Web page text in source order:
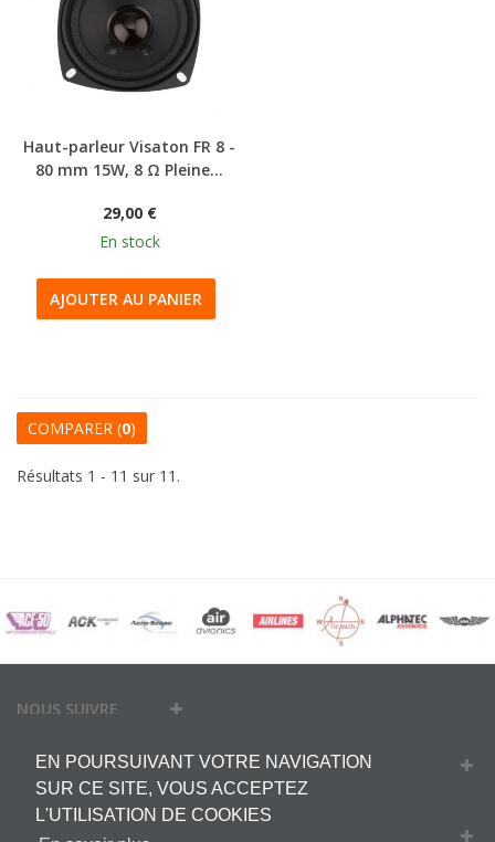
EN POURSUIVANT VOTRE NAVIGATION
SUR CE SITE, VOUS ACCEPTEZ
L'UTILISATION DE COOKIES
Haut-parleur Visaton FR 8 -
80 mm 15W, 8 Ω Pleine...
29,00 €
En stock
AJOUTER AU PANIER
COMPARER (0)
Résultats 1 - 11 sur 11.
NOUS SUIVRE
MON COMPTE
INFORMATIONS